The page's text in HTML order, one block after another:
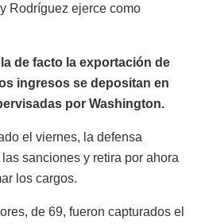
Rodríguez ejerce como
de facto la exportación de
ingresos se depositan en
por Washington.
el viernes, la defensa
sanciones y retira por ahora
los cargos.
de 69, fueron capturados el